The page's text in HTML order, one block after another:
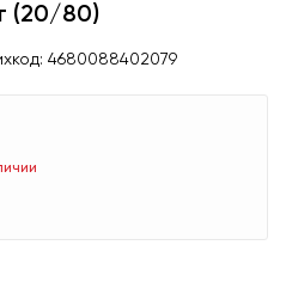
(20/80)
4680088402079